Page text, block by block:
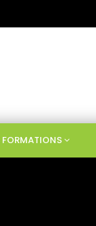
FORMATIONS